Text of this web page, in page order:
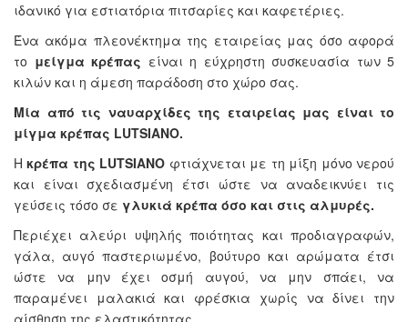
ιδανικό για εστιατόρια πιτσαρίες και καφετέριες.
Ένα ακόμα πλεονέκτημα της εταιρείας μας όσο αφορά
το μείγμα κρέπας είναι η εύχρηστη συσκευασία των 5
κιλών και η άμεση παράδοση στο χώρο σας.
Μία από τις ναυαρχίδες της εταιρείας μας είναι το
μίγμα κρέπας LUTSIANO.
Ηκρέπα της LUTSIANO φτιάχνεται με τη μίξη μόνο νερού
και είναι σχεδιασμένη έτσι ώστε να αναδεικνύει τις
γεύσεις τόσο σε γλυκιά κρέπα όσο και στις αλμυρές.
Περιέχει αλεύρι υψηλής ποιότητας και προδιαγραφών,
γάλα, αυγό παστεριωμένο, βούτυρο και αρώματα έτσι
ώστε να μην έχει οσμή αυγού, να μην σπάει, να
παραμένει μαλακιά και φρέσκια χωρίς να δίνει την
αίσθηση της ελαστικότητας.